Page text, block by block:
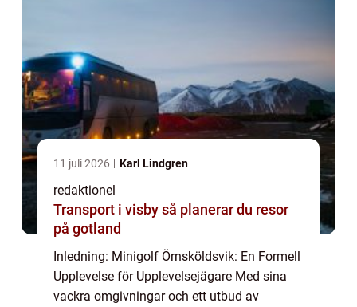
11 juli 2026 Karl Lindgren
redaktionel
Transport i visby så planerar du resor
på gotland
Inledning: Minigolf Örnsköldsvik: En Formell
Upplevelse för Upplevelsejägare Med sina
vackra omgivningar och ett utbud av